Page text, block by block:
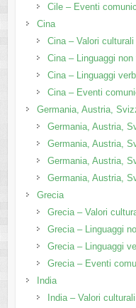
Cile – Eventi
Cina
Cina – Valori culturali
Cina – Linguaggi non
Cina – Linguaggi
Cina – Eventi
Germania, Austria,
Germania, Austria,
Germania, Austria,
Germania, Austria,
Germania, Austria,
Grecia
Grecia – Valori
Grecia – Linguaggi
Grecia – Linguaggi
Grecia – Eventi
India
India – Valori culturali